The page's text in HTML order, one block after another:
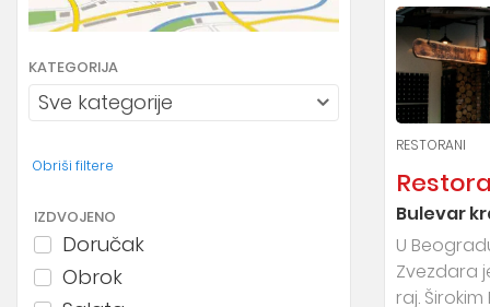
KATEGORIJA
Sve kategorije
Obriši filtere
IZDVOJENO
Doručak
Obrok
RESTORANI
Bulevar
U
Zvezdara
raj.